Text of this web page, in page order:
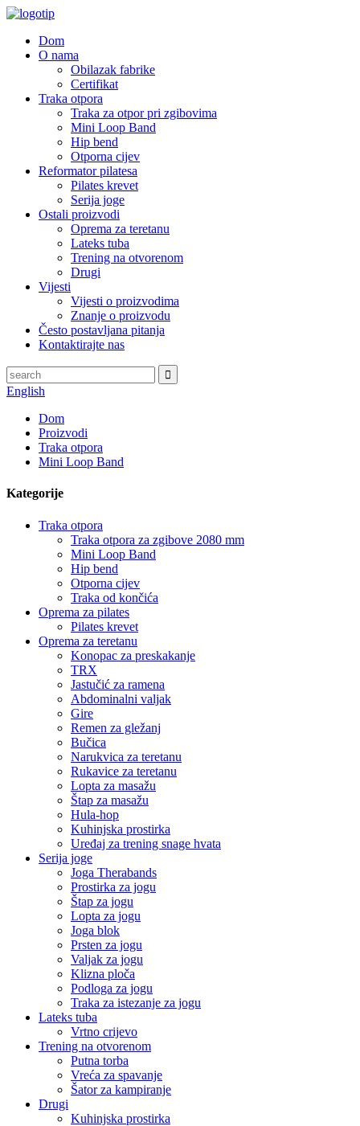
Dom
O nama
Obilazak fabrike
Certifikat
Traka otpora
Traka za otpor pri zgibovima
Mini Loop Band
Hip bend
Otporna cijev
Reformator pilatesa
Pilates krevet
Serija joge
Ostali proizvodi
Oprema za teretanu
Lateks tuba
Trening na otvorenom
Drugi
Vijesti
Vijesti o proizvodima
Znanje o proizvodu
Često postavljana pitanja
Kontaktirajte nas
English
Dom
Proizvodi
Traka otpora
Mini Loop Band
Kategorije
Traka otpora
Traka otpora za zgibove 2080 mm
Mini Loop Band
Hip bend
Otporna cijev
Traka od končića
Oprema za pilates
Pilates krevet
Oprema za teretanu
Konopac za preskakanje
TRX
Jastučić za ramena
Abdominalni valjak
Gire
Remen za gležanj
Bučica
Narukvica za teretanu
Rukavice za teretanu
Lopta za masažu
Štap za masažu
Hula-hop
Kuhinjska prostirka
Uređaj za trening snage hvata
Serija joge
Joga Therabands
Prostirka za jogu
Štap za jogu
Lopta za jogu
Joga blok
Prsten za jogu
Valjak za jogu
Klizna ploča
Podloga za jogu
Traka za istezanje za jogu
Lateks tuba
Vrtno crijevo
Trening na otvorenom
Putna torba
Vreća za spavanje
Šator za kampiranje
Drugi
Kuhinjska prostirka